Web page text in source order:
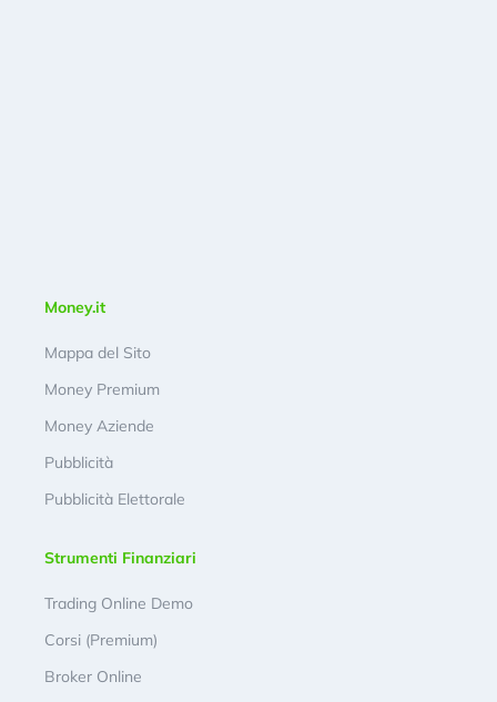
Money.it
Mappa del Sito
Money Premium
Money Aziende
Pubblicità
Pubblicità Elettorale
Strumenti Finanziari
Trading Online Demo
Corsi (Premium)
Broker Online